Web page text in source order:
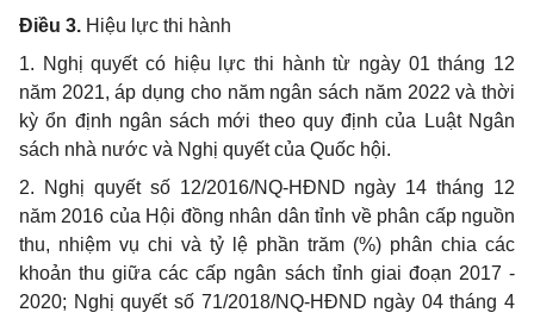
Điều 3. Hiệu lực thi hành
1. Nghị quyết có hiệu lực thi hành từ ngày 01 tháng 12
năm 2021, áp dụng cho năm ngân sách năm 2022 và thời
kỳ ổn định ngân sách mới theo quy định của Luật Ngân
sách nhà nước và Nghị quyết của Quốc hội.
2. Nghị quyết số 12/2016/NQ-HĐND ngày 14 tháng 12
năm 2016 của Hội đồng nhân dân tỉnh về phân cấp nguồn
thu, nhiệm vụ chi và tỷ lệ phần trăm (%) phân chia các
khoản thu giữa các cấp ngân sách tỉnh giai đoạn 2017 -
2020; Nghị quyết số 71/2018/NQ-HĐND ngày 04 tháng 4